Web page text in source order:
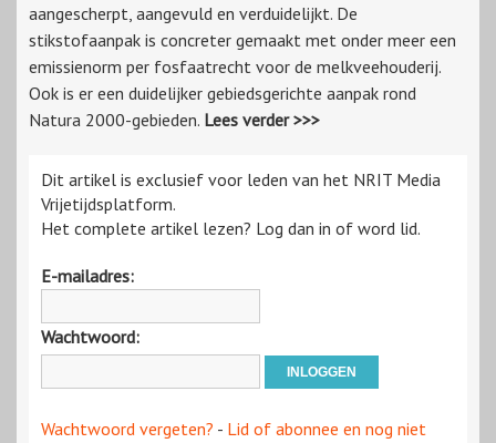
aangescherpt, aangevuld en verduidelijkt. De
stikstofaanpak is concreter gemaakt met onder meer een
emissienorm per fosfaatrecht voor de melkveehouderij.
Ook is er een duidelijker gebiedsgerichte aanpak rond
Natura 2000-gebieden. Lees verder >>>
Dit artikel is exclusief voor leden van het NRIT Media
Vrijetijdsplatform.
Het complete artikel lezen? Log dan in of word lid.
E-mailadres:
Wachtwoord:
Wachtwoord vergeten? - Lid of abonnee en nog niet